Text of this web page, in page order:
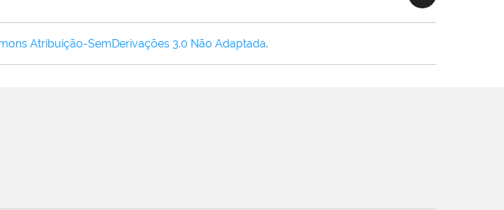
Atribuição-SemDerivações 3.0 Não Adaptada.